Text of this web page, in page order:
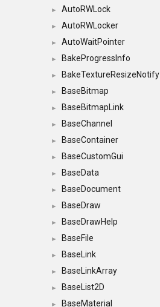
► AutoRWLock
► AutoRWLocker
► AutoWaitPointer
► BakeProgressInfo
► BakeTextureResizeNotify
► BaseBitmap
► BaseBitmapLink
► BaseChannel
► BaseContainer
► BaseCustomGui
► BaseData
► BaseDocument
► BaseDraw
► BaseDrawHelp
► BaseFile
► BaseLink
► BaseLinkArray
► BaseList2D
► BaseMaterial